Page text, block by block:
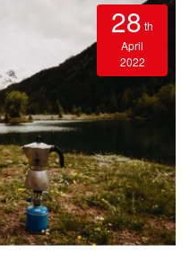
28 th
April
2022